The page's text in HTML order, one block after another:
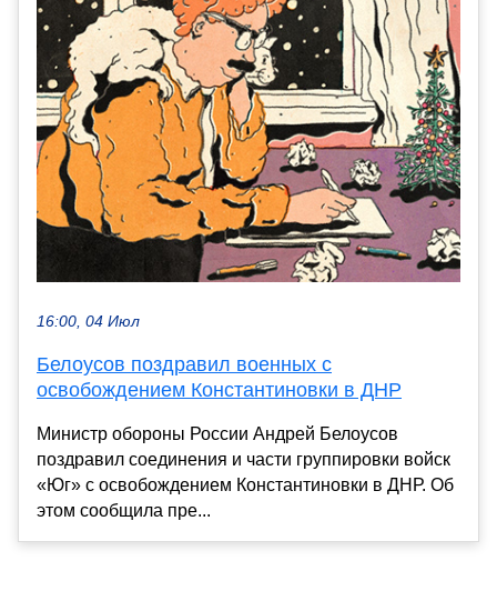
16:00, 04 Июл
Белоусов поздравил военных с
освобождением Константиновки в ДНР
Министр обороны России Андрей Белоусов
поздравил соединения и части группировки войск
«Юг» с освобождением Константиновки в ДНР. Об
этом сообщила пре...